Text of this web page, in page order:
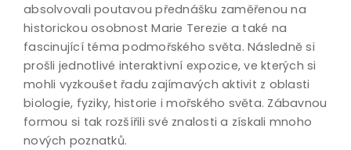
absolvovali poutavou přednášku zaměřenou na
historickou osobnost Marie Terezie a také na
fascinující téma podmořského světa. Následně si
prošli jednotlivé interaktivní expozice, ve kterých si
mohli vyzkoušet řadu zajímavých aktivit z oblasti
biologie, fyziky, historie i mořského světa. Zábavnou
formou si tak rozšířili své znalosti a získali mnoho
nových poznatků.